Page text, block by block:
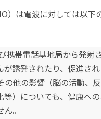
）は電波に対しては以下
携帯電話基地局から発射
が誘発されたり、促進さ
の他の影響（脳の活動、
等）についても、健康へ
。